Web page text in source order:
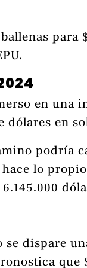
para
en una
dólares en
podría
lo
dispare
que